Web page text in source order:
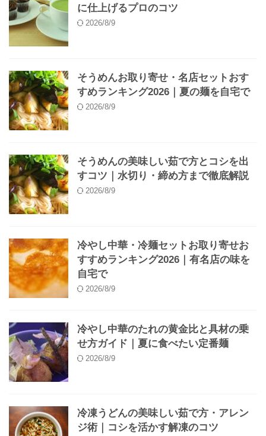
に仕上げるプロのコツ
2026/8/9
そうめんお取り寄せ・名店セットおす
すめランキング2026｜夏の麺を自宅で
2026/8/9
そうめんの美味しい茹で方とコシを出
すコツ｜水切り・締め方まで徹底解説
2026/8/9
冷やし中華・冷麺セットお取り寄せお
すすめランキング2026｜有名店の味を
自宅で
2026/8/9
冷やし中華のたれの黄金比と具材の乗
せ方ガイド｜夏に食べたい定番麺
2026/8/9
冷凍うどんの美味しい茹で方・アレン
ジ術｜コシを活かす解凍のコツ